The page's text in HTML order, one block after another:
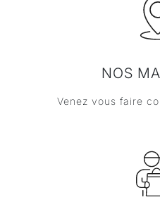
NOS
Venez vous faire